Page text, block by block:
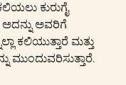
ಕುರುಗೈ
ಅದನ್ನು ಅವರಿಗೆ
ಕಲಿಯುತ್ತಾರೆ ಮತ್ತು
ಮುಂದುವರಿಸುತ್ತಾರೆ.